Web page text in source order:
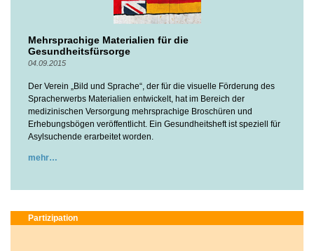
Mehrsprachige Materialien für die
Gesundheitsfürsorge
04.09.2015
Der Verein „Bild und Sprache“, der für die visuelle Förderung des
Spracherwerbs Materialien entwickelt, hat im Bereich der
medizinischen Versorgung mehrsprachige Broschüren und
Erhebungsbögen veröffentlicht. Ein Gesundheitsheft ist speziell für
Asylsuchende erarbeitet worden.
mehr
Partizipation